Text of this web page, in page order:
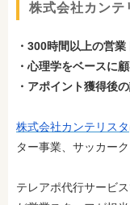
株式会社カンテ
・300時間以上の営
・心理学をベースに
・アポイント獲得後
株式会社カンテリスタ
ター事業、サッカー
テレアポ代行サービ